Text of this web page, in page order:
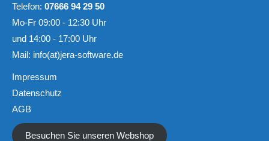
Telefon: 07666 94 29 50
Mo-Fr 09:00 - 12:30 Uhr
und 14:00 - 17:00 Uhr
Mail: info(at)jera-software.de
Impressum
Datenschutz
AGB
Besuchen Sie unseren Webshop